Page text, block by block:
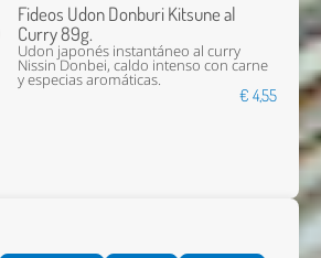
Fideos Udon Donburi Kitsune al
Curry 89g.
Udon japonés instantáneo al curry
Nissin Donbei, caldo intenso con carne
y especias aromáticas.
€ 4,55